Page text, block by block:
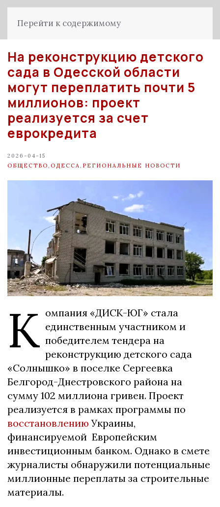
Перейти к содержимому
На реконструкцию детского
сада в Одесской области
могут переплатить почти 5
миллионов: проект
реализуется за счет
еврокредита
2026-04-15
ОБЩЕСТВО ОДЕССА РЕГИОНАЛЬНЫЕ НОВОСТИ
К омпания «ДИСК-ЮГ» стала
единственным участником и
победителем тендера на
реконструкцию детского сада
«Солнышко» в поселке Сергеевка
Белгород-Днестровского района на
сумму 102 миллиона гривен. Проект
реализуется в рамках программы по
восстановлению Украины,
финансируемой Европейским
инвестиционным банком. Однако в смете
журналисты обнаружили потенциальные
миллионные переплаты за строительные
материалы.